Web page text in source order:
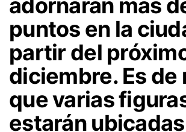
adornarán más
puntos en la
partir del
diciembre. Es de
que varias
estarán